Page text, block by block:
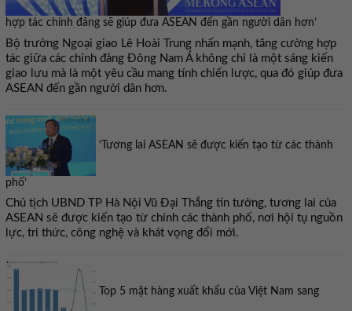
hợp tác chính đảng sẽ giúp đưa ASEAN đến gần người dân hơn’
Bộ trưởng Ngoại giao Lê Hoài Trung nhấn mạnh, tăng cường hợp
tác giữa các chính đảng Đông Nam Á không chỉ là một sáng kiến
giao lưu mà là một yêu cầu mang tính chiến lược, qua đó giúp đưa
ASEAN đến gần người dân hơn.
‘Tương lai ASEAN sẽ được kiến tạo từ các thành
phố’
Chủ tịch UBND TP Hà Nội Vũ Đại Thắng tin tưởng, tương lai của
ASEAN sẽ được kiến tạo từ chính các thành phố, nơi hội tụ nguồn
lực, tri thức, công nghệ và khát vọng đổi mới.
Top 5 mặt hàng xuất khẩu của Việt Nam sang